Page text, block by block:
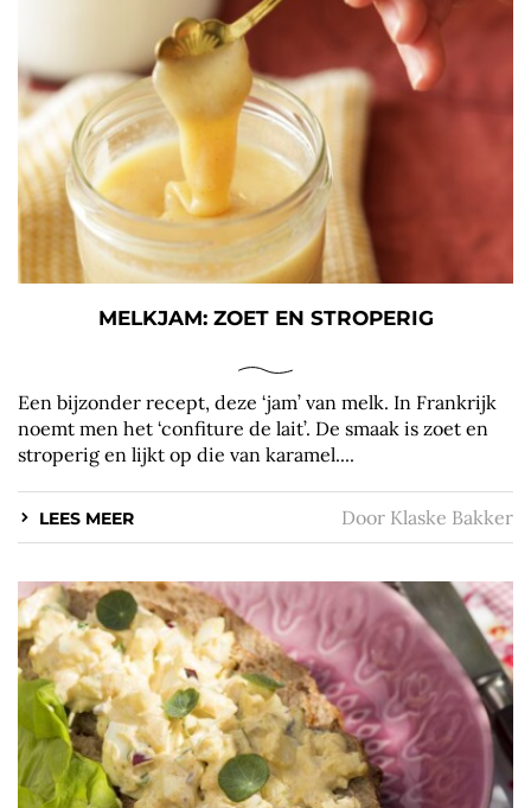
MELKJAM: ZOET EN STROPERIG
Een bijzonder recept, deze ‘jam’ van melk. In Frankrijk
noemt men het ‘confiture de lait’. De smaak is zoet en
stroperig en lijkt op die van karamel....
LEES MEER Door Klaske Bakker